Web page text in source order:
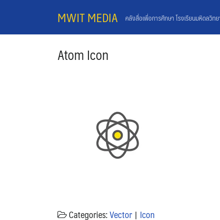
MWIT MEDIA คลังสื่อเพื่อการศึกษา โรงเรียนมหิดลวิ
Atom Icon
Categories:Vector | Icon